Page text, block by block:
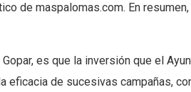
demaspalomas.com. En
es que la inversión que el
eficacia de sucesivas campañas,